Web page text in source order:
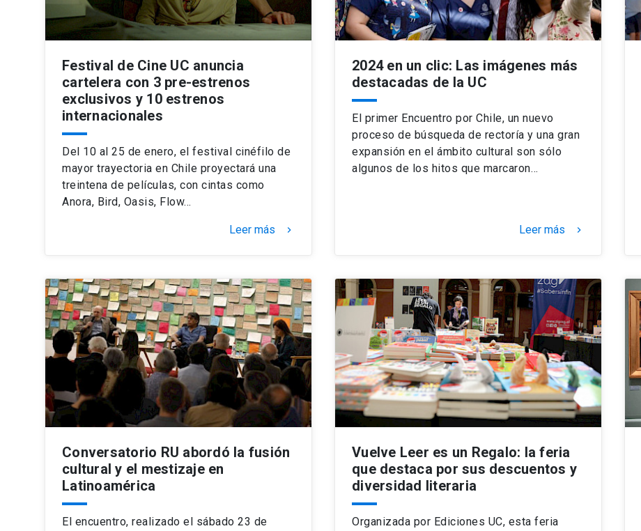
Festival de Cine UC anuncia
cartelera con 3 pre-estrenos
exclusivos y 10 estrenos
internacionales
Del 10 al 25 de enero, el festival cinéfilo de
mayor trayectoria en Chile proyectará una
treintena de películas, con cintas como
Anora, Bird, Oasis, Flow…
Leer más keyboard_arrow_right
2024 en un clic: Las imágenes más
destacadas de la UC
El primer Encuentro por Chile, un nuevo
proceso de búsqueda de rectoría y una gran
expansión en el ámbito cultural son sólo
algunos de los hitos que marcaron…
Leer más keyboard_arrow_right
Conversatorio RU abordó la fusión
cultural y el mestizaje en
Latinoamérica
El encuentro, realizado el sábado 23 de
Vuelve Leer es un Regalo: la feria
que destaca por sus descuentos y
diversidad literaria
Organizada por Ediciones UC, esta feria